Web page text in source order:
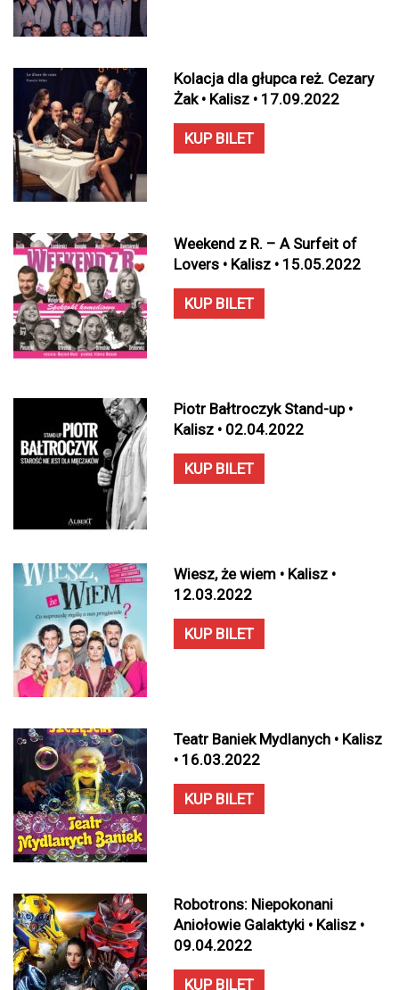
Kolacja dla głupca reż. Cezary
Żak • Kalisz • 17.09.2022
KUP BILET
Weekend z R. – A Surfeit of
Lovers • Kalisz • 15.05.2022
KUP BILET
Piotr Bałtroczyk Stand-up •
Kalisz • 02.04.2022
KUP BILET
Wiesz, że wiem • Kalisz •
12.03.2022
KUP BILET
Teatr Baniek Mydlanych • Kalisz
• 16.03.2022
KUP BILET
Robotrons: Niepokonani
Aniołowie Galaktyki • Kalisz •
09.04.2022
KUP BILET